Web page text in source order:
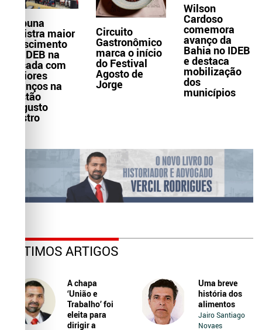
Itabuna
registra maior
crescimento
do IDEB na
década com
maiores
avanços na
gestão
Augusto
Castro
Circuito
Gastronômico
marca o início
do Festival
Agosto de
Jorge
Wilson
Cardoso
comemora
avanço da
Bahia no IDEB
e destaca
mobilização
dos
municípios
ÚLTIMOS ARTIGOS
A chapa
‘União e
Trabalho’ foi
eleita para
dirigir a
Uma breve
história dos
alimentos
Jairo Santiago
Novaes